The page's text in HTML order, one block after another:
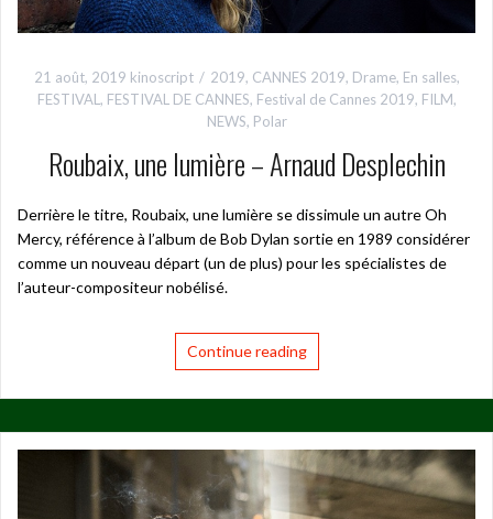
21 août, 2019 kinoscript 2019, CANNES 2019, Drame, En salles,
FESTIVAL, FESTIVAL DE CANNES, Festival de Cannes 2019, FILM,
NEWS, Polar
Roubaix, une lumière – Arnaud Desplechin
Derrière le titre, Roubaix, une lumière se dissimule un autre Oh
Mercy, référence à l’album de Bob Dylan sortie en 1989 considérer
comme un nouveau départ (un de plus) pour les spécialistes de
l’auteur-compositeur nobélisé.
Continue reading